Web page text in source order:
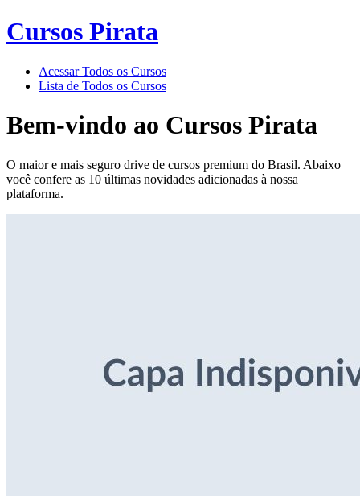
Cursos Pirata
Acessar Todos os Cursos
Lista de Todos os Cursos
Bem-vindo ao Cursos Pirata
O maior e mais seguro drive de cursos premium do Brasil. Abaixo
você confere as 10 últimas novidades adicionadas à nossa
plataforma.